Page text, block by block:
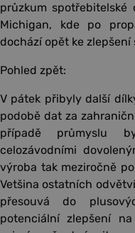
průzkum
Michigan, kde po
dochází opět ke zlepšení
Pohled zpět:
V pátek přibyly další
podobě dat za
případě průmyslu
celozávodními
výroba tak meziročně
Vetšina ostatních
přesouvá do
potenciální zlepšení